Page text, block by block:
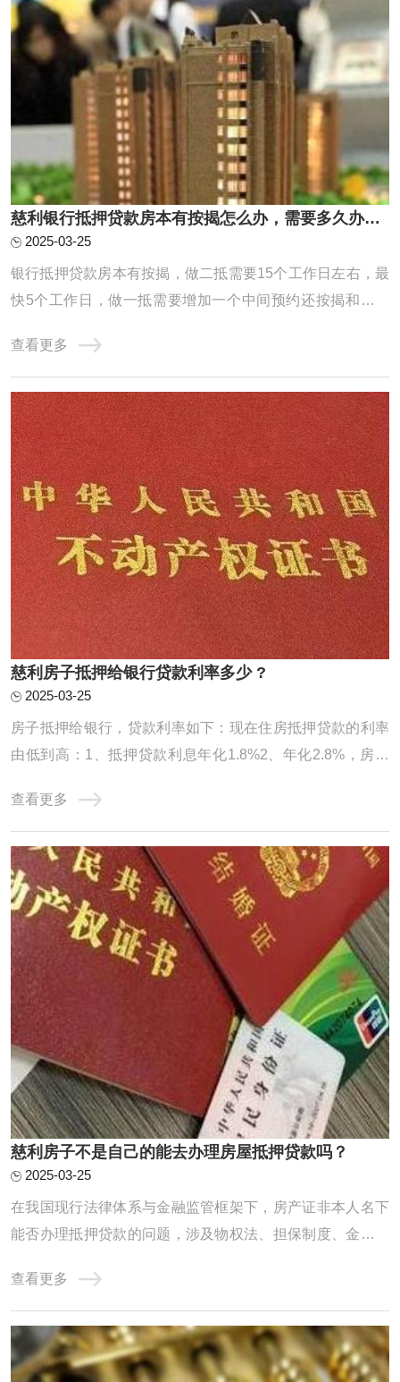
慈利银行抵押贷款房本有按揭怎么办，需要多久办下来？
2025-03-25
银行抵押贷款房本有按揭，做二抵需要15个工作日左右，最
快5个工作日，做一抵需要增加一个中间预约还按揭和解压
也就是从还款到解压完需要花费一周时间，所以总共就是需
要20个工作日左右能放款。一抵具体操作流程梳理：预约提
前还款，一般需要提前半个月左右预约，特殊 ...
查看更多
慈利房子抵押给银行贷款利率多少 ?
2025-03-25
房子抵押给银行，贷款利率如下：现在住房抵押贷款的利率
由低到高：1、抵押贷款利息年化1.8%2、年化2.8%，房本
2.95%，100万月还款24584、不上个人征信，不看负债，年
化3%，最长10年，持股3个月可以通过抵押转贷。前提是利
息合适。你的条件符合银行要求。银行抵押贷款房 ...
查看更多
慈利房子不是自己的能去办理房屋抵押贷款吗？
2025-03-25
在我国现行法律体系与金融监管框架下，房产证非本人名下
能否办理抵押贷款的问题，涉及物权法、担保制度、金融合
作实务、风险识别四个层面展开深度解析，力求为读者呈现
一幅兼具专业性与实用性的全景图。一、制度基础：物权归
属与抵押权的法律边界《民法典》第394条明 ...
查看更多